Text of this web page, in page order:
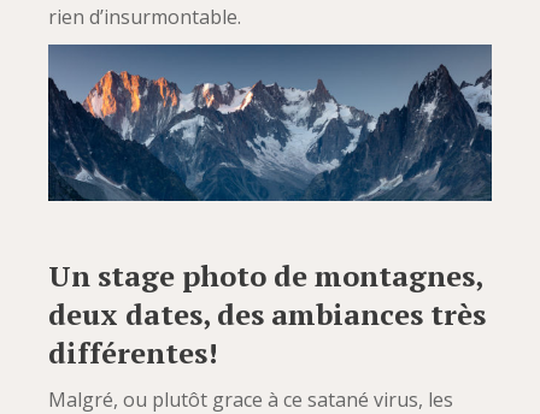
rien d’insurmontable.
Un stage photo de montagnes,
deux dates, des ambiances très
différentes!
Malgré, ou plutôt grace à ce satané virus, les